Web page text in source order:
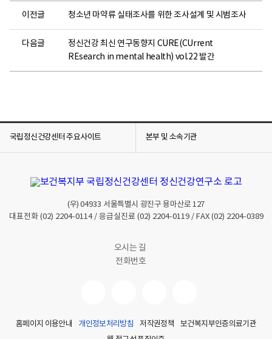
이전글 청소년 마약류 실태조사를 위한 조사설계 및 시범조사
다음글
정신건강 최신 연구동향지 CURE(CUrrent
REsearch in mental health) vol.22 발간
국립정신건강센터 주요사이트 본부 및 소속기관
(우)04933 서울특별시 광진구 용마산로 127
대표전화 (02) 2204-0114/ 응급실진료 (02) 2204-0119/ FAX (02) 2204-0389
오시는 길
전화번호
홈페이지 이용안내 개인정보처리방침 저작권정책
보건복지부인증의료기관